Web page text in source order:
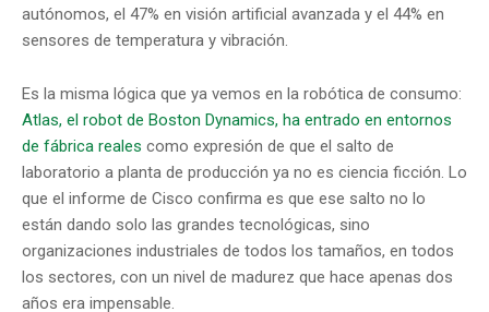
autónomos, el 47% en visión artificial avanzada y el 44% en
sensores de temperatura y vibración.
Es la misma lógica que ya vemos en la robótica de consumo:
Atlas, el robot de Boston Dynamics, ha entrado en entornos
de fábrica reales como expresión de que el salto de
laboratorio a planta de producción ya no es ciencia ficción. Lo
que el informe de Cisco confirma es que ese salto no lo
están dando solo las grandes tecnológicas, sino
organizaciones industriales de todos los tamaños, en todos
los sectores, con un nivel de madurez que hace apenas dos
años era impensable.